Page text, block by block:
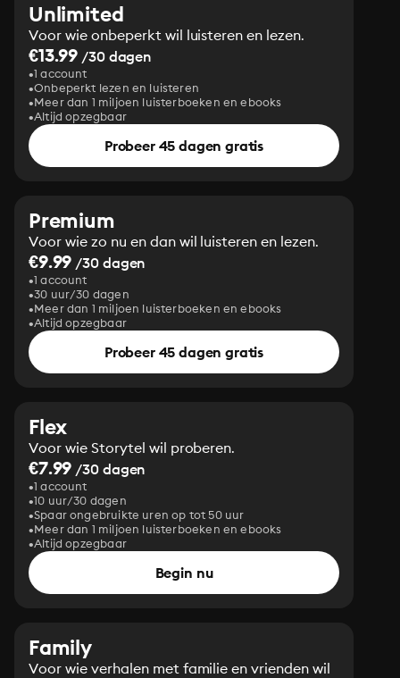
Unlimited
Voor wie onbeperkt wil luisteren en lezen.
€13.99 /30 dagen
1 account
Onbeperkt lezen en luisteren
Meer dan 1 miljoen luisterboeken en ebooks
Altijd opzegbaar
Probeer 45 dagen gratis
Premium
Voor wie zo nu en dan wil luisteren en lezen.
€9.99 /30 dagen
1 account
30 uur/30 dagen
Meer dan 1 miljoen luisterboeken en ebooks
Altijd opzegbaar
Probeer 45 dagen gratis
Flex
Voor wie Storytel wil proberen.
€7.99 /30 dagen
1 account
10 uur/30 dagen
Spaar ongebruikte uren op tot 50 uur
Meer dan 1 miljoen luisterboeken en ebooks
Altijd opzegbaar
Begin nu
Family
Voor wie verhalen met familie en vrienden wil